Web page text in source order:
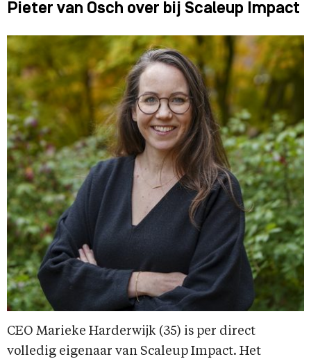
Pieter van Osch over bij Scaleup Impact
CEO Marieke Harderwijk (35) is per direct
volledig eigenaar van Scaleup Impact. Het